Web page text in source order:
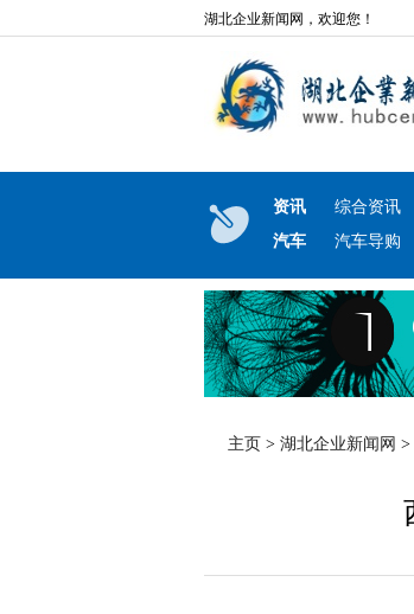
湖北企业新闻网，欢迎您！
资讯 综合资讯
汽车
汽车导购
主页 > 湖北企业新闻网 >